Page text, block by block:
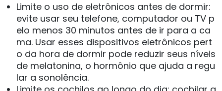
Limite o uso de eletrônicos antes de dormir:
evite usar seu telefone, computador ou TV p
elo menos 30 minutos antes de ir para a ca
ma. Usar esses dispositivos eletrônicos pert
o da hora de dormir pode reduzir seus níveis
de melatonina, o hormônio que ajuda a regu
lar a sonolência.